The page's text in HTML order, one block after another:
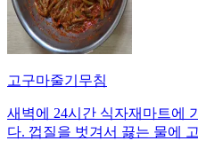
고구마줄기무침
새벽에 24시간 식자재마트에
다. 껍질을 벗겨서 끓는 물에